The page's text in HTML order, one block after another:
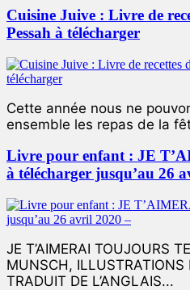
Cuisine Juive : Livre de
Pessah à télécharger
Cette année nous ne
ensemble les repas de la
Livre pour enfant : JE
à télécharger jusqu’au 26
JE T’AIMERAI TOUJOURS
MUNSCH, ILLUSTRATIONS
TRADUIT DE L’ANGLAIS...